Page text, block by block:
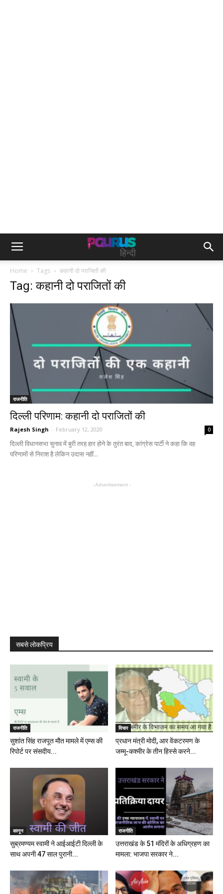
Home Tags कहानी दो पराजितों की
Tag: कहानी दो पराजितों की
राजनीति
दिल्ली परिणाम: कहानी दो पराजितों की
Rajesh Singh - February 12, 2020 0
दिल्ली विधानसभा चुनाव में बुरी तरह हार होने के तुरंत बाद, कांग्रेस पार्टी ने कहा कि वह
परिणामों से निराश है लेकिन उदास नहीं...
- Advertisement -
सबसे लोकप्रिय
राजनीति
सुशांत सिंह राजपूत मौत मामले में एम्स की
रिपोर्ट पर संसदीय...
विचार
प्रधान मंत्री मोदी, आर वेंकटरमण के
जम्मू-कश्मीर के तीन हिस्से करने...
कानून
सुब्रमण्यम स्वामी ने आईआईटी दिल्ली के
साथ अपनी 47 साल पुरानी...
राजनीति
उत्तराखंड के 51 मंदिरों के अधिग्रहण का
मामला: भाजपा सरकार ने...